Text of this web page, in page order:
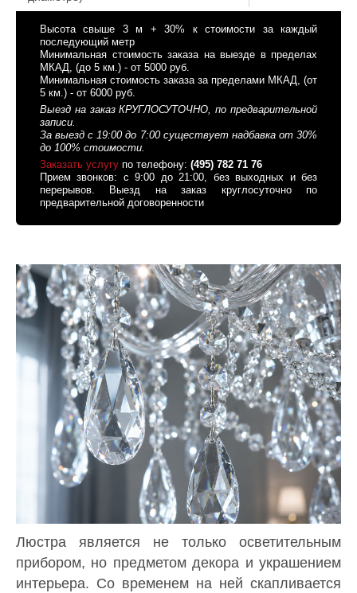
Высота свыше 3 м + 30% к стоимости за каждый
последующий метр
Минимальная стоимость заказа на выезде в пределах
МКАД, (до 5 км.) - от 5000 руб.
Минимальная стоимость заказа за пределами МКАД, (от
5 км.) - от 6000 руб.
Выезд на заказ КРУГЛОСУТОЧНО, по предварительной
записи.
За выезд с 19:00 до 7:00 существует надбавка от 30%
до 100% стоимости.
Заказать услугу по телефону: (495) 782 71 76
Прием звонков: с 9:00 до 21:00, без выходных и без
перерывов. Выезд на заказ круглосуточно по
предварительной договоренности
Люстра является не только осветительным
прибором, но предметом декора и украшением
интерьера. Со временем на ней скапливается